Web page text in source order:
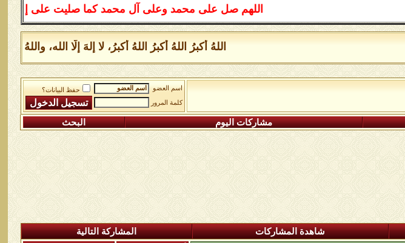
اللهم صل على محمد وعلى آل محمد كما صليت على إبراهيم
اللهُ أكبرُ اللهُ أكبرُ اللهُ أكبرُ، لا إلهَ إلَّا الله، واللهُ
اسم العضو
حفظ البيانات؟
كلمة المرور
مشاركات اليوم البحث
شاهدة المشاركات
المشاركة التالية